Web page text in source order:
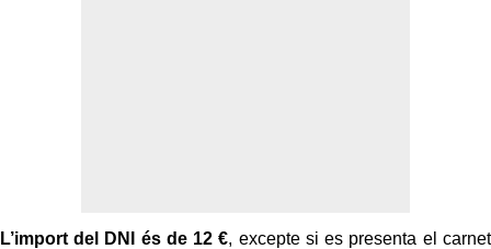
L’import del DNI és de 12 €, excepte si es presenta el carnet